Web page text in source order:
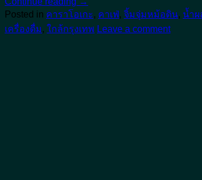
Posted in คาราโอเกะ , คาเฟ่ , จิ้มจุ่มหม้อดิน, น้ำ
เครื่องดื่ม , ใกล้กรุงเทพ Leave a comment